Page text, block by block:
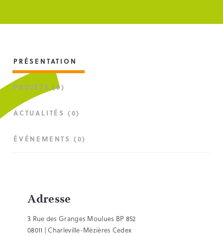
PRÉSENTATION
PROJETS (0)
ACTUALITÉS (0)
ÉVÉNEMENTS (0)
Adresse
3 Rue des Granges Moulues BP 852
08011 | Charleville-Mézières Cedex